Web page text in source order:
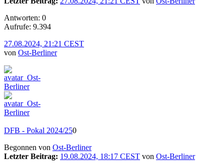
Antworten: 0
Aufrufe: 9.394
27.08.2024, 21:21 CEST
von Ost-Berliner
DFB - Pokal 2024/250
Begonnen von Ost-Berliner
Letzter Beitrag: 19.08.2024, 18:17 CEST von Ost-Berliner